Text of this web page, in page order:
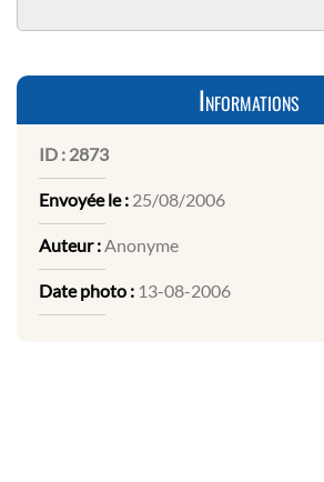
Informations
ID : 2873
Envoyée le : 25/08/2006
Auteur :Anonyme
Date photo : 13-08-2006